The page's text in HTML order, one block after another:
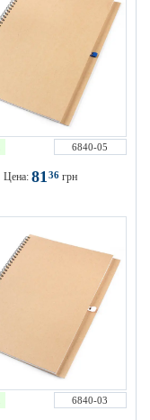
6840-05
Цена: 8136грн
6840-03